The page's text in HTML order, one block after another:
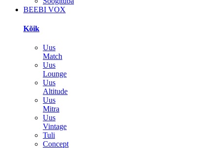
BEEBI VOX
Kõik
Uus
Match
Uus
Lounge
Uus
Altitude
Uus
Mitra
Uus
Vintage
Tuli
Concept